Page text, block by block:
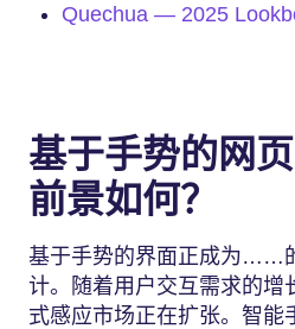
Quechua — 2025
基于手势的网
前景如何？
基于手势的界面正成为……
计。随着用户交互需求的增
式感应市场正在扩张。智能